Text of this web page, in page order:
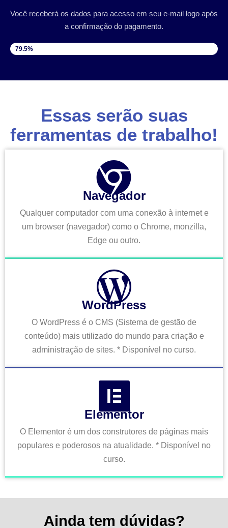
Você receberá os dados para acesso em seu e-mail logo após
a confirmação do pagamento.
VAGAS DISPONÍVEIS
79.5%
Essas serão suas
ferramentas de trabalho!
Navegador
Qualquer computador com uma conexão à internet e
um browser (navegador) como o Chrome, monzilla,
Edge ou outro.
WordPress
O WordPress é o CMS (Sistema de gestão de
conteúdo) mais utilizado do mundo para criação e
administração de sites. * Disponível no curso.
Elementor
O Elementor é um dos construtores de páginas mais
populares e poderosos na atualidade. * Disponível no
curso.
Ainda tem dúvidas?